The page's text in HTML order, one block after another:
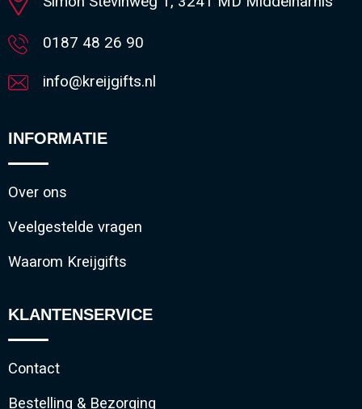
0187 48 26 90
info@kreijgifts.nl
INFORMATIE
Over ons
Veelgestelde vragen
Waarom Kreijgifts
KLANTENSERVICE
Contact
Bestelling & Bezorging